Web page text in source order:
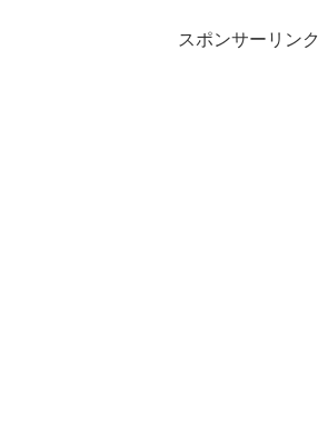
スポンサーリンク